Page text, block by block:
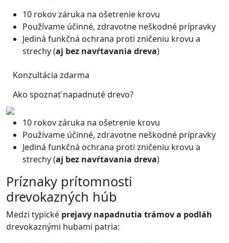
10 rokov záruka na ošetrenie krovu
Používame účinné, zdravotne neškodné prípravky
Jediná funkčná ochrana proti zničeniu krovu a
strechy (aj bez navŕtavania dreva)
Konzultácia zdarma
Ako spoznať napadnuté drevo?
10 rokov záruka na ošetrenie krovu
Používame účinné, zdravotne neškodné prípravky
Jediná funkčná ochrana proti zničeniu krovu a
strechy (aj bez navŕtavania dreva)
Príznaky prítomnosti
drevokazných húb
Medzi typické prejavy napadnutia trámov a podláh
drevokaznými hubami patria: